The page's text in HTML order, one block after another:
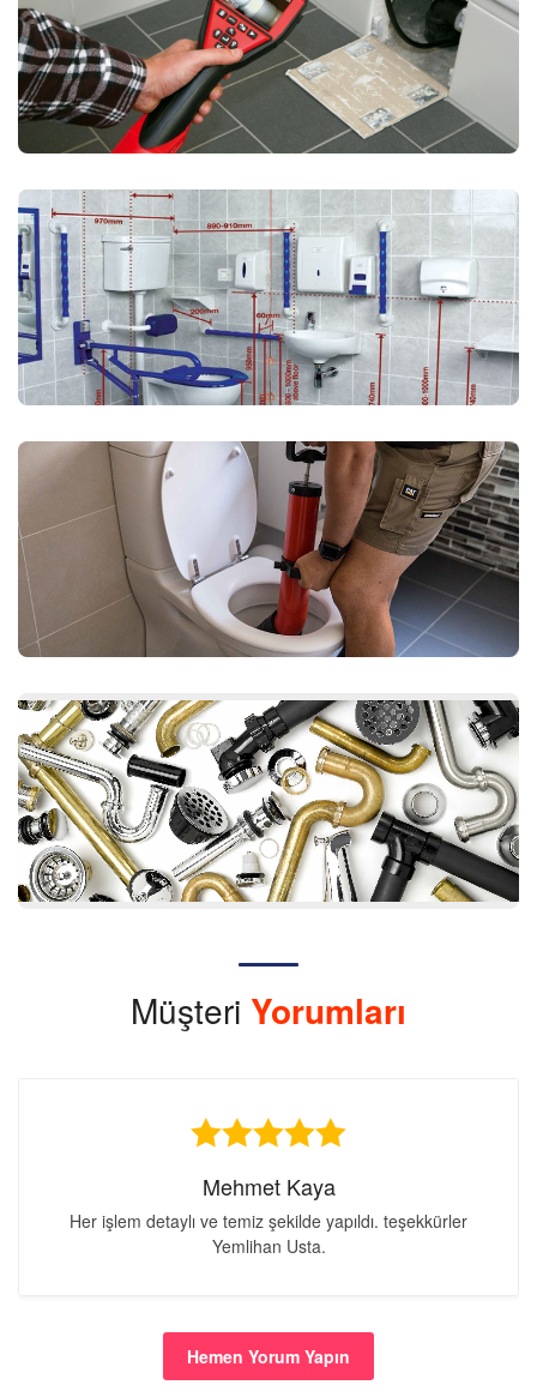
Müşteri Yorumları
Mehmet Kaya
Her işlem detaylı ve temiz şekilde yapıldı. teşekkürler
Yemlihan Usta.
Hemen Yorum Yapın